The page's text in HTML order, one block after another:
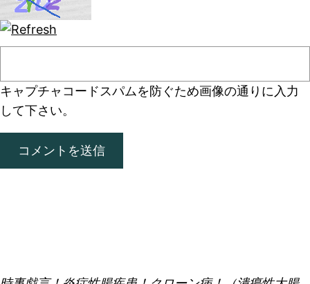
キャプチャコード スパムを防ぐため画像の通りに入力
して下さい。